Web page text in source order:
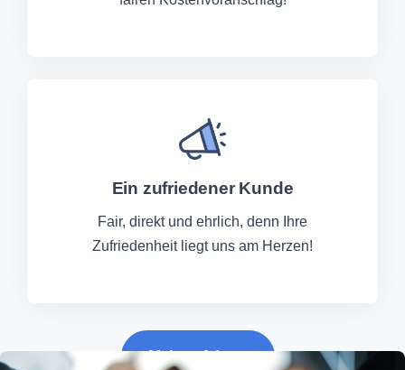
Ein zufriedener Kunde
Fair, direkt und ehrlich, denn Ihre
Zufriedenheit liegt uns am Herzen!
Mehr erfahren